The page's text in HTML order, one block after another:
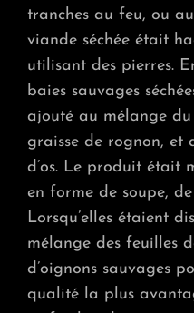
tranches au feu, ou
viande séchée était
utilisant des pierres.
baies sauvages
ajouté au mélange
graisse de rognon, et
d’os. Le produit était
en forme de soupe,
Lorsqu’elles étaient
mélange des feuilles
d’oignons sauvages
qualité la plus